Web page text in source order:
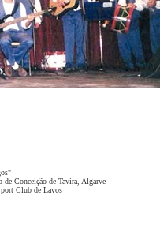
de Conceição de Tavira, Algarve
Club de Lavos